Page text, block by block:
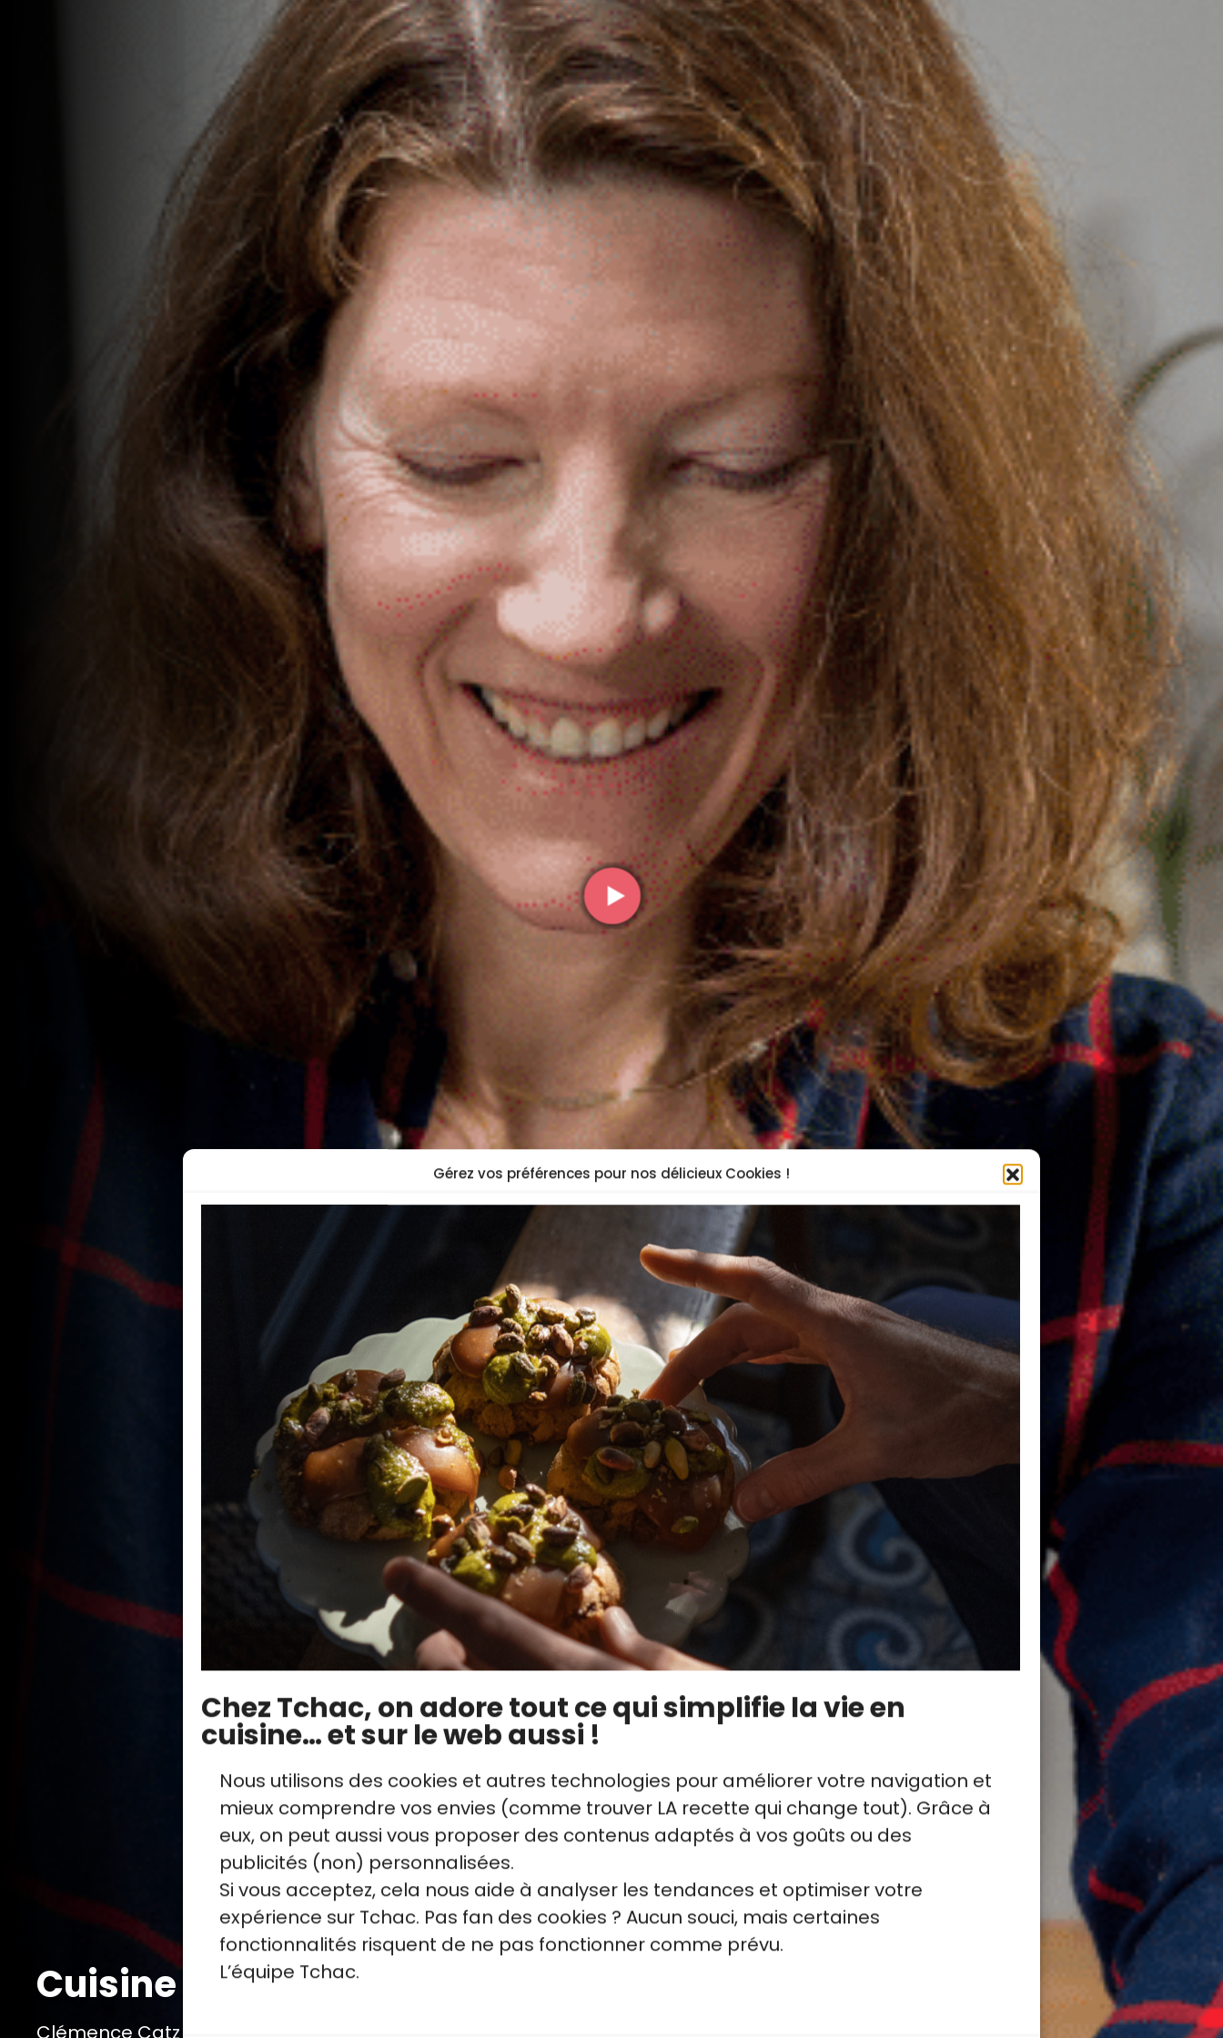
Gérez vos préférences pour nos délicieux Cookies !
Chez Tchac, on adore tout ce qui simplifie la vie en
cuisine… et sur le web aussi !
Nous utilisons des cookies et autres technologies pour améliorer votre navigation et
mieux comprendre vos envies (comme trouver LA recette qui change tout). Grâce à
eux, on peut aussi vous proposer des contenus adaptés à vos goûts ou des
publicités (non) personnalisées.
Si vous acceptez, cela nous aide à analyser les tendances et optimiser votre
expérience sur Tchac. Pas fan des cookies ? Aucun souci, mais certaines
fonctionnalités risquent de ne pas fonctionner comme prévu.
L’équipe Tchac.
Cuisine naturelle : bien manger pour bien être.
Clémence Catz